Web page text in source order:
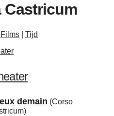
Castricum
Films
Tijd
demain (Corso